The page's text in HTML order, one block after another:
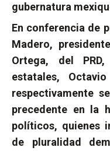
gubernatura
En conferencia de
Madero,
Ortega, del
estatales,
respectivamente
precedente en la
políticos, quienes
de pluralidad